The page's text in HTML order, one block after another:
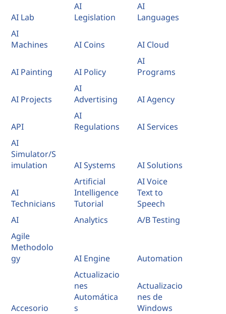
AI Lab
AI
Legislation
AI
Languages
AI
Machines
AI Coins AI Cloud
AI Painting AI Policy
AI
Programs
AI Projects
AI
Advertising
AI Agency
API
AI
Regulations
AI Services
AI
Simulator/S
imulation
AI Systems AI Solutions
AI
Technicians
Artificial
Intelligence
Tutorial
AI Voice
Text to
Speech
AI
Analytics
A/B Testing
Agile
Methodolo
gy
AI Engine Automation
Accesorio
Actualizacio
nes
Automática
s
Actualizacio
nes de
Windows